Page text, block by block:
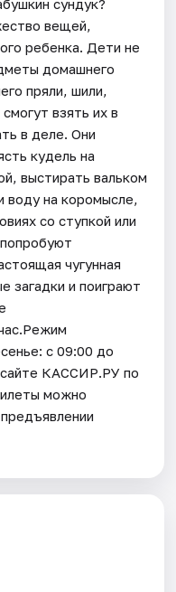
сундук?
вещей,
ребенка. Дети не
домашнего
пряли, шили,
взять их в
в деле. Они
кудель на
выстирать вальком
воду на коромысле,
со ступкой или
чугунная
загадки и поиграют
с 09:00 до
КАССИР.РУ по
можно